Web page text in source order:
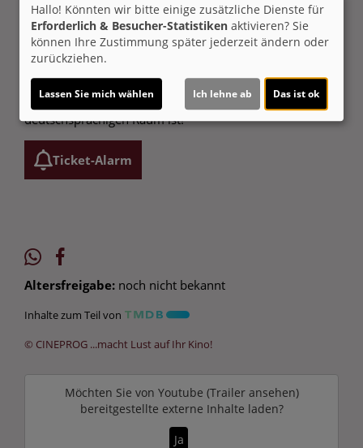
Lebensweise einen drastischen Kulturschock und
Identitätsverlust bedeutete.
Tauchen Sie ein in einen überwältigenden 3D-
Bilderrausch - ein plastisches visuelles Erlebnis, welches
im Bereich der Live-Reportage einzigartig im
deutschsprachigen Raum ist!
Ticket-Alarm
Altersfreigabe: noch nicht bekannt
Inhalte zum Teil von
© CINEPROG ...macht Lust auf Ihr Kino!
Möchten Sie von Youtube (Trailer ansehen)
bereitgestellte externe Inhalte laden?
Ja
Hallo! Könnten wir bitte einige zusätzliche Dienste für
Erforderlich & Besucher-Statistiken aktivieren? Sie
können Ihre Zustimmung später jederzeit ändern oder
zurückziehen.
Lassen Sie mich wählen Ich lehne ab Das ist ok